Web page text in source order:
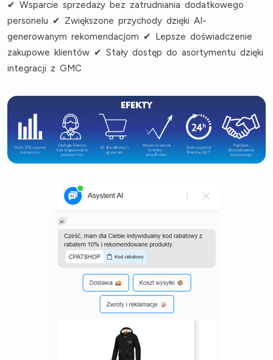
✔ Wsparcie sprzedaży bez zatrudniania dodatkowego
personelu ✔ Zwiększone przychody dzięki AI-
generowanym rekomendacjom ✔ Lepsze doświadczenie
zakupowe klientów ✔ Stały dostęp do asortymentu dzięki
integracji z GMC